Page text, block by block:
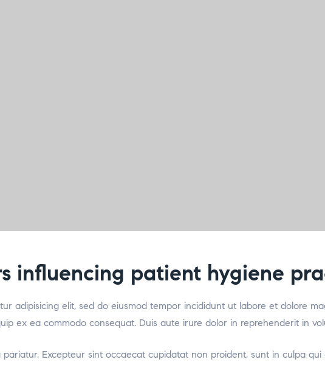
influencing patient hygiene
adipisicing elit, sed do eiusmod tempor incididunt ut labore et dolore
ex ea commodo consequat. Duis aute irure dolor in reprehenderit in
Excepteur sint occaecat cupidatat non proident, sunt in culpa